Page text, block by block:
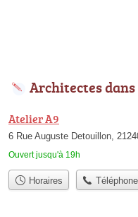
Architectes
Atelier A9
6 Rue Auguste Detouillon,
Ouvert jusqu'à 19h
Horaires Téléphone